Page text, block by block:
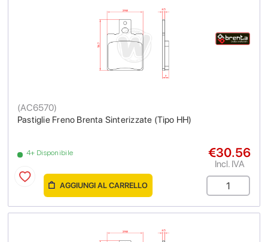
Pastiglie Freno Brenta Sinterizzate (Tipo HH)
(AC6570)
4+ Disponibile €30.56
Incl. IVA
AGGIUNGI AL CARRELLO